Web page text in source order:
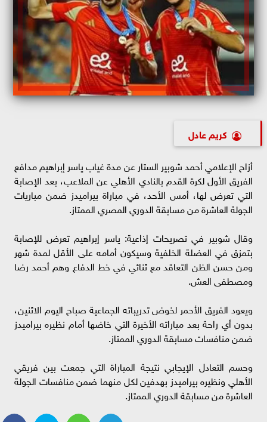
كريم عادل
أزاح الإعلامي أحمد شوبير الستار عن مدة غياب ياسر إبراهيم مدافع
الفريق الأول لكرة القدم بالنادي الأهلي عن الملاعب، بعد الإصابة
التي تعرض لها، أمس الأحد، في مباراة بيراميدز ضمن مباريات
الجولة العاشرة من مسابقة الدوري المصري الممتاز.
وقال شوبير في تصريحات إذاعية: ياسر إبراهيم تعرض للإصابة
بتمزق في العضلة الخلفية وسيكون أمامه على الأقل لمدة شهر
ومن حسن الظن التعاقد مع ثنائي في خط الدفاع وهم أحمد رضا
ومصطفى العش.
ويعود الفريق الأحمر لخوض تدريباته الجماعية صباح اليوم الاثنين،
بدون أي راحة بعد مباراته الأخيرة التي خاضها أمام نظيره بيراميدز
ضمن منافسات مسابقة الدوري الممتاز.
وحسم التعادل الإيجابي نتيجة المباراة التي جمعت بين فريقي
الأهلي ونظيره بيراميدز بهدفين لكل منهما ضمن منافسات الجولة
العاشرة من مسابقة الدوري الممتاز.